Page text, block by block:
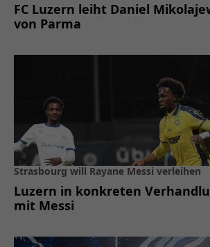
FC Luzern leiht Daniel
von Parma
Strasbourg will Rayane Messi verleihen
Luzern in konkreten
mit Messi